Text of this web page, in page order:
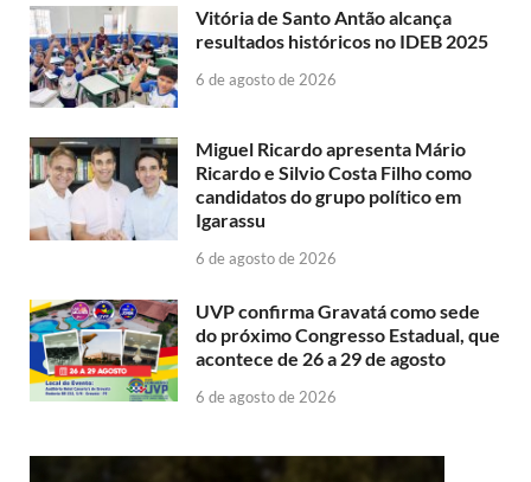
Vitória de Santo Antão alcança
resultados históricos no IDEB 2025
6 de agosto de 2026
Miguel Ricardo apresenta Mário
Ricardo e Silvio Costa Filho como
candidatos do grupo político em
Igarassu
6 de agosto de 2026
UVP confirma Gravatá como sede
do próximo Congresso Estadual, que
acontece de 26 a 29 de agosto
6 de agosto de 2026